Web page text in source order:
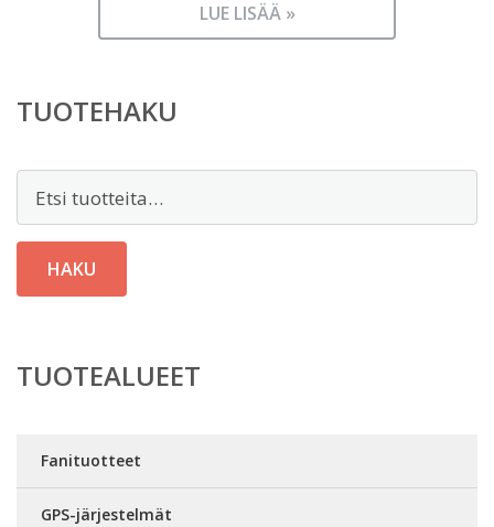
LUE LISÄÄ »
TUOTEHAKU
HAKU
TUOTEALUEET
Fanituotteet
GPS-järjestelmät